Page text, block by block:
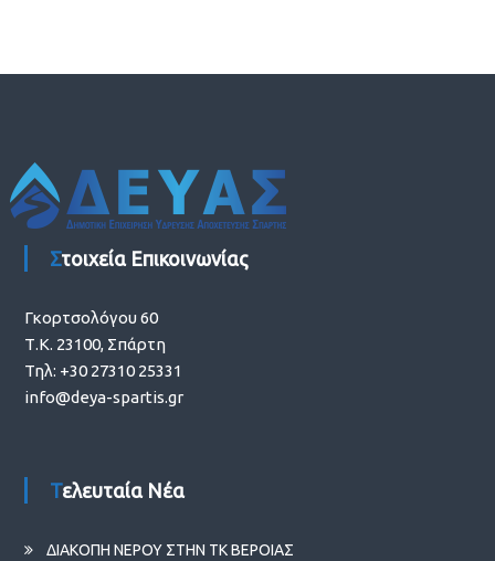
Στοιχεία Επικοινωνίας
Γκορτσολόγου 60
Τ.Κ. 23100, Σπάρτη
Τηλ: +30 27310 25331
info@deya-spartis.gr
Τελευταία Νέα
ΔΙΑΚΟΠΗ ΝΕΡΟΥ ΣΤΗΝ ΤΚ ΒΕΡΟΙΑΣ